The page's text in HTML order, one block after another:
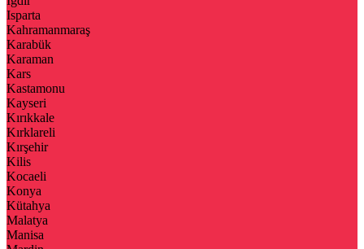
Isparta
Kahramanmaraş
Karabük
Karaman
Kars
Kastamonu
Kayseri
Kırıkkale
Kırklareli
Kırşehir
Kilis
Kocaeli
Konya
Kütahya
Malatya
Manisa